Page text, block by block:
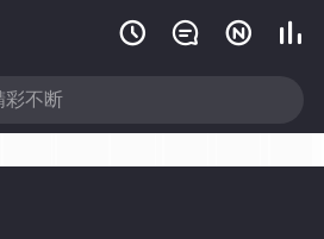
   